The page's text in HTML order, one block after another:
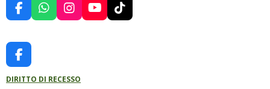
F
A
E
B
O
O
W
H
P
I
N
R
Y
O
T
I
F
A
C
DIRITTO DI RECESSO